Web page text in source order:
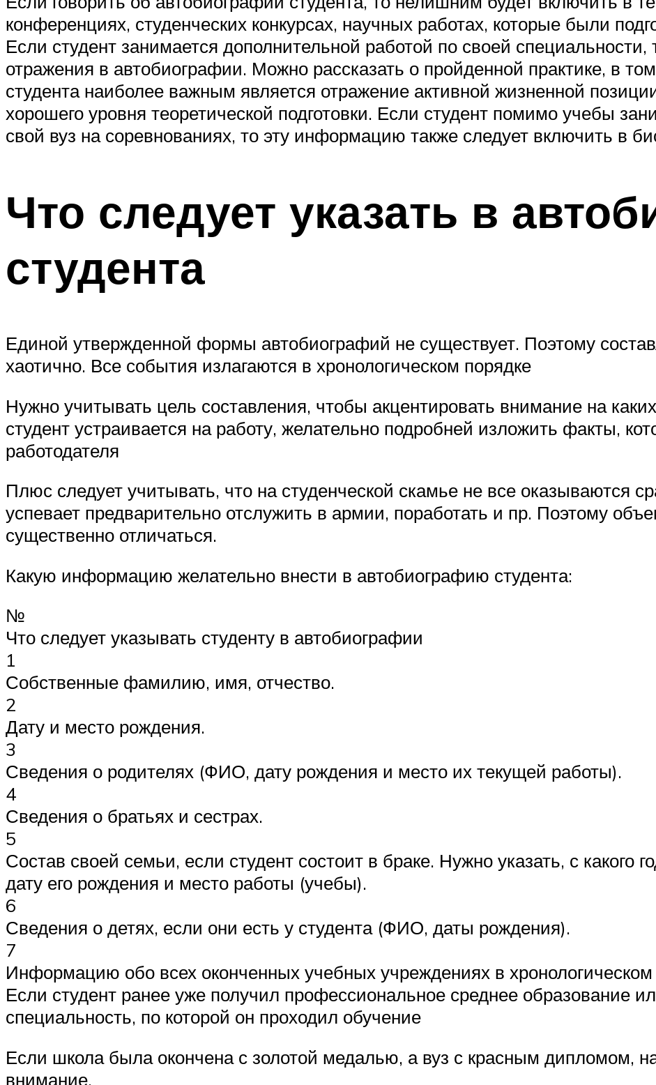
конференциях, студенческих конкурсах, научных работах, которые были
Если студент занимается дополнительной работой по своей
отражения в автобиографии. Можно рассказать о пройденной практике, в
студента наиболее важным является отражение активной жизненной
хорошего уровня теоретической подготовки. Если студент помимо учебы
свой вуз на соревнованиях, то эту информацию также следует включить в
Что следует указать в
студента
Единой утвержденной формы автобиографий не существует. Поэтому
хаотично. Все события излагаются в хронологическом порядке
Нужно учитывать цель составления, чтобы акцентировать внимание на
студент устраивается на работу, желательно подробней изложить факты,
работодателя
Плюс следует учитывать, что на студенческой скамье не все оказываются
успевает предварительно отслужить в армии, поработать и пр. Поэтому
существенно отличаться.
Какую информацию желательно внести в автобиографию студента:
№
Что следует указывать студенту в автобиографии
1
Собственные фамилию, имя, отчество.
2
Дату и место рождения.
3
Сведения о родителях (ФИО, дату рождения и место их текущей работы).
4
Сведения о братьях и сестрах.
5
Состав своей семьи, если студент состоит в браке. Нужно указать, с какого
дату его рождения и место работы (учебы).
6
Сведения о детях, если они есть у студента (ФИО, даты рождения).
7
Информацию обо всех оконченных учебных учреждениях в
Если студент ранее уже получил профессиональное среднее образование
специальность, по которой он проходил обучение
Если школа была окончена с золотой медалью, а вуз с красным дипломом,
внимание.